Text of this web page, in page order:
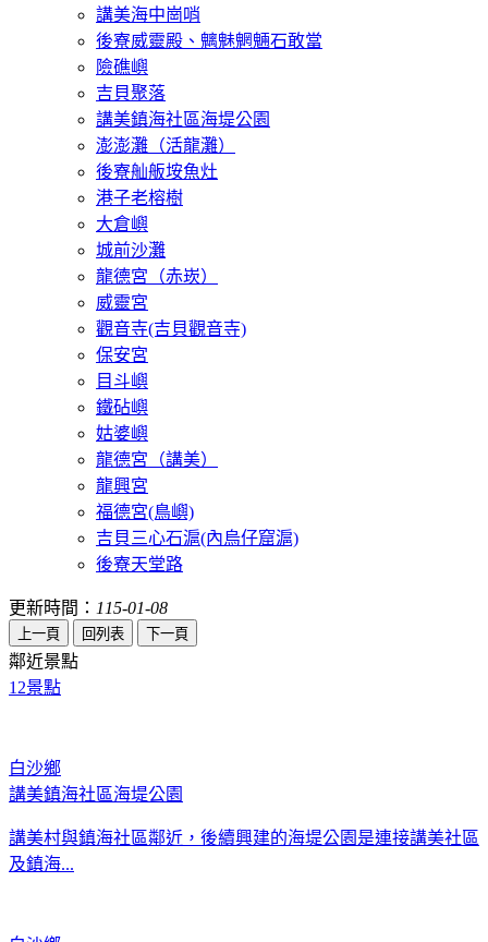
講美海中崗哨
後寮威靈殿、魑魅魍魎石敢當
險礁嶼
吉貝聚落
講美鎮海社區海堤公園
澎澎灘（活龍灘）
後寮舢舨垵魚灶
港子老榕樹
大倉嶼
城前沙灘
龍德宮（赤崁）
威靈宮
觀音寺(吉貝觀音寺)
保安宮
目斗嶼
鐵砧嶼
姑婆嶼
龍德宮（講美）
龍興宮
福德宮(鳥嶼)
吉貝三心石滬(內烏仔窟滬)
後寮天堂路
更新時間： 115-01-08
鄰近景點
12景點
白沙鄉
講美鎮海社區海堤公園
講美村與鎮海社區鄰近，後續興建的海堤公園是連接講美社區
及鎮海...